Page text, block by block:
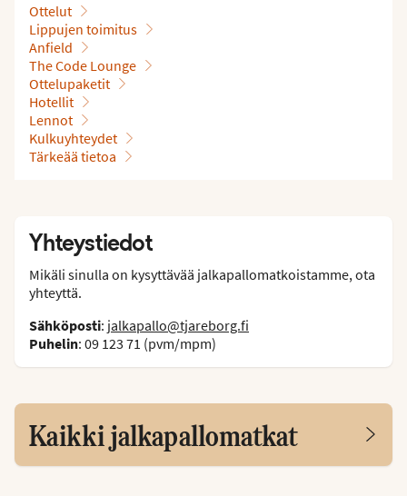
Ottelut
Lippujen toimitus
Anfield
The Code Lounge
Ottelupaketit
Hotellit
Lennot
Kulkuyhteydet
Tärkeää tietoa
Yhteystiedot
Mikäli sinulla on kysyttävää jalkapallomatkoistamme, ota
yhteyttä.
Sähköposti: jalkapallo@tjareborg.fi
Puhelin: 09 123 71 (pvm/mpm)
Kaikki jalkapallomatkat